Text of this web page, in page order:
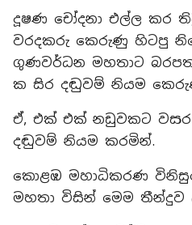
දූෂණ චෝදනා එල්ල කර
වරදකරු කෙරුණු හිටපු
ගුණවර්ධන මහතාට
ක සිර දඬුවම් නියම
ඒ, එක් එක් නඩුවකට
දඬුවම් නියම කරමින්.
කොළඹ මහාධිකරණ
මහතා විසින් මෙම තීන්දුව